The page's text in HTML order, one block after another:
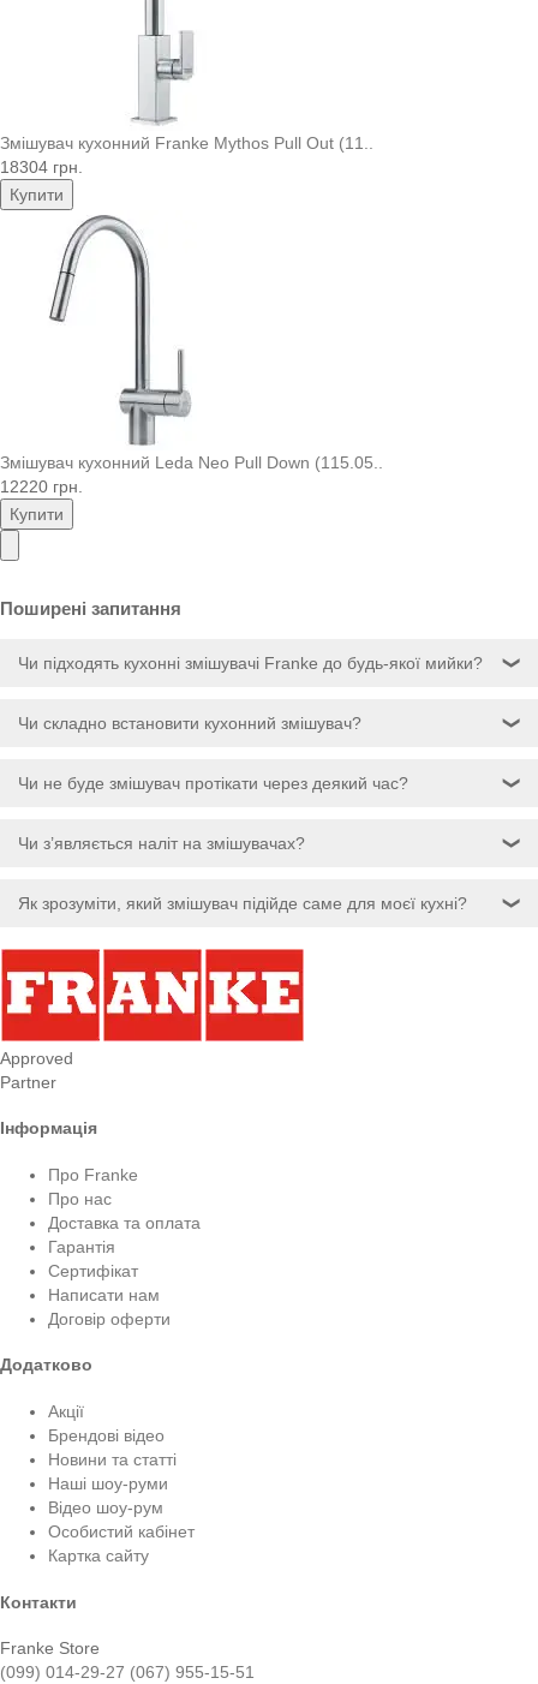
Змішувач кухонний Franke Mythos Pull Out (11..
18304 грн.
Купити
Змішувач кухонний Leda Neo Pull Down (115.05..
12220 грн.
Купити
Поширені запитання
Чи підходять кухонні змішувачі Franke до будь-якої мийки? ❯
Чи складно встановити кухонний змішувач? ❯
Чи не буде змішувач протікати через деякий час? ❯
Чи з’являється наліт на змішувачах? ❯
Як зрозуміти, який змішувач підійде саме для моєї кухні? ❯
Approved
Partner
Інформація
Про Franke
Про нас
Доставка та оплата
Гарантія
Сертифікат
Написати нам
Договір оферти
Додатково
Акції
Брендові відео
Новини та статті
Наші шоу-руми
Відео шоу-рум
Особистий кабінет
Картка сайту
Контакти
Franke Store
(099) 014-29-27 (067) 955-15-51